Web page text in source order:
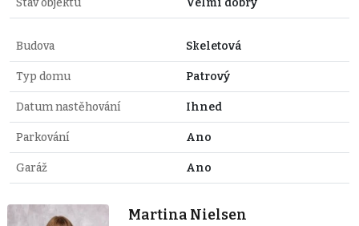
Budova Skeletová
Typ domu Patrový
Datum nastěhování Ihned
Parkování Ano
Garáž Ano
Martina Nielsen